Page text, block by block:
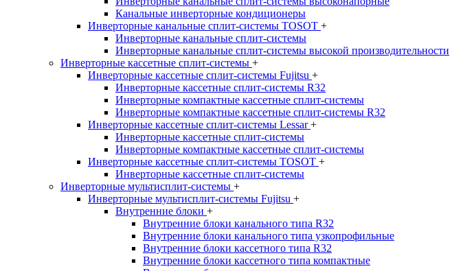
Канальные инверторные кондиционеры
Инверторные канальные сплит-системы TOSOT +
Инверторные канальные сплит-системы
Инверторные канальные сплит-системы высокой производительности
Инверторные кассетные сплит-системы +
Инверторные кассетные сплит-системы Fujitsu +
Инверторные кассетные сплит-системы R32
Инверторные компактные кассетные сплит-системы
Инверторные компактные кассетные сплит-системы R32
Инверторные кассетные сплит-системы Lessar+
Инверторные кассетные сплит-системы
Инверторные компактные кассетные сплит-системы
Инверторные кассетные сплит-системы TOSOT +
Инверторные кассетные сплит-системы
Инверторные мультисплит-системы +
Инверторные мультисплит-системы Fujitsu +
Внутренние блоки +
Внутренние блоки канального типа R32
Внутренние блоки канального типа узкопрофильные
Внутренние блоки кассетного типа R32
Внутренние блоки кассетного типа компактные